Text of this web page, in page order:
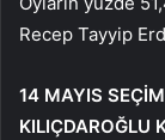
Recep Tayyip
14 MAYIS
KILIÇDAROĞLU